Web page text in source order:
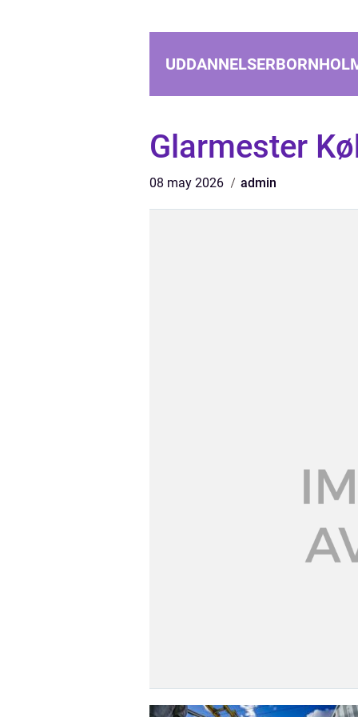
Glarmester
08 may 2026 admin